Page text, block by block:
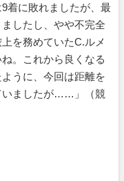
着に敗れましたが、最
したし、やや不完全
を務めていたC.ルメ
。これから良くなる
うに、今回は距離を
いましたが……」（競